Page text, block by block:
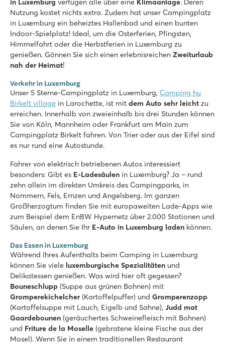
in Luxemburg verfügen alle über eine Klimaanlage. Deren
Nutzung kostet nichts extra. Zudem hat unser Campingplatz
in Luxemburg ein beheiztes Hallenbad und einen bunten
Indoor-Spielplatz! Ideal, um die Osterferien, Pfingsten,
Himmelfahrt oder die Herbstferien in Luxemburg zu
genießen. Gönnen Sie sich einen erlebnisreichen Zweiturlaub
nah der Heimat!
Verkehr in Luxemburg
Unser 5 Sterne-Campingplatz in Luxemburg, Camping hu
Birkelt village in Larochette, ist mit dem Auto sehr leicht zu
erreichen. Innerhalb von zweieinhalb bis drei Stunden können
Sie von Köln, Mannheim oder Frankfurt am Main zum
Campingplatz Birkelt fahren. Von Trier oder aus der Eifel sind
es nur rund eine Autostunde.
Fahrer von elektrisch betriebenen Autos interessiert
besonders: Gibt es E-Ladesäulen in Luxemburg? Ja – rund
zehn allein im direkten Umkreis des Campingparks, in
Nommern, Fels, Ernzen und Angelsberg. Im ganzen
Großherzogtum finden Sie mit europaweiten Lade-Apps wie
zum Beispiel dem EnBW Hypernetz über 2.000 Stationen und
Säulen, an denen Sie Ihr E-Auto in Luxemburg laden können.
Das Essen in Luxemburg
Während Ihres Aufenthalts beim Camping in Luxemburg
können Sie viele luxemburgische Spezialitäten und
Delikatessen genießen. Was wird hier oft gegessen?
Bouneschlupp (Suppe aus grünen Bohnen) mit
Gromperekichelcher (Kartoffelpuffer) und Gromperenzopp
(Kartoffelsuppe mit Lauch, Eigelb und Sahne), Judd mat
Gaardebounen (geräuchertes Schweinefleisch mit Bohnen)
und Friture de la Moselle (gebratene kleine Fische aus der
Mosel). Wenn Sie in einem traditionellen Restaurant